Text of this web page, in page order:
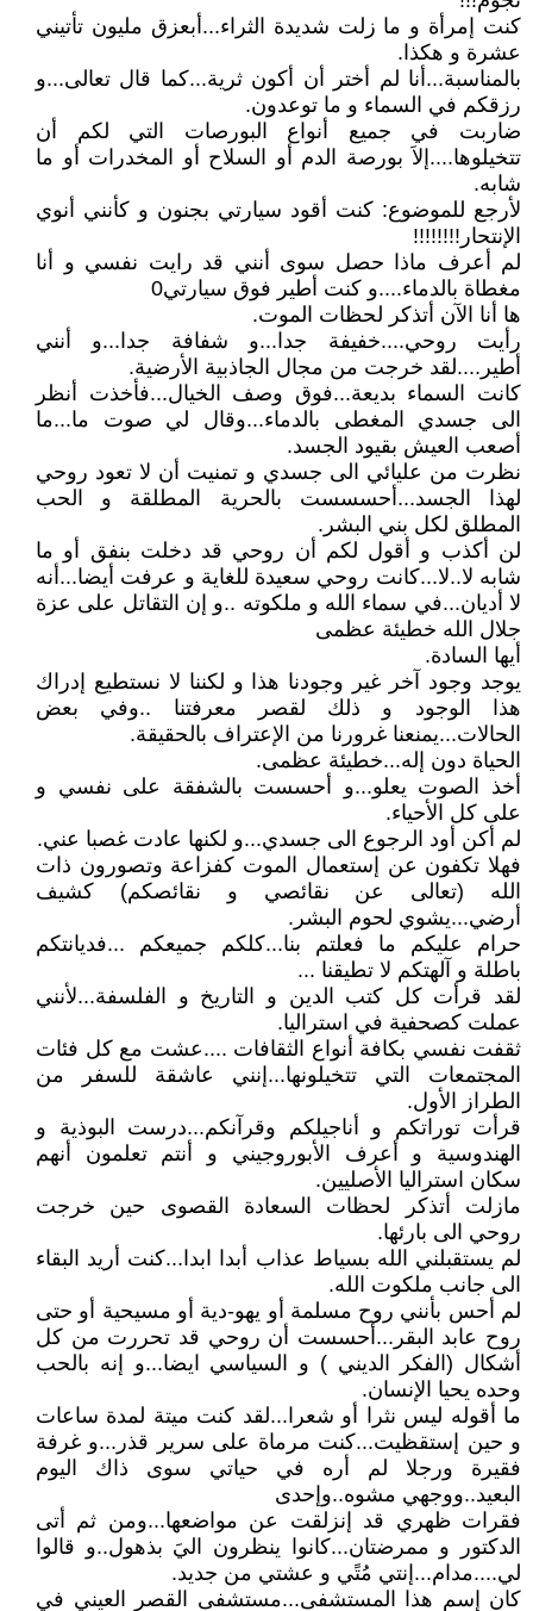
كنت إمرأة و ما زلت شديدة الثراء...أبعزق مليون تأتيني
عشرة و هكذا.
بالمناسبة...أنا لم أختر أن أكون ثرية...كما قال تعالى...و
رزقكم في السماء و ما توعدون.
ضاربت في جميع أنواع البورصات التي لكم أن
تتخيلوها....إلاَ بورصة الدم أو السلاح أو المخدرات أو ما
شابه.
لأرجع للموضوع: كنت أقود سيارتي بجنون و كأنني أنوي
الإنتحار!!!!!!!!
لم أعرف ماذا حصل سوى أنني قد رايت نفسي و أنا
مغطاة بالدماء....و كنت أطير فوق سيارتي0
ها أنا الآن أتذكر لحظات الموت.
رأيت روحي....خفيفة جدا...و شفافة جدا...و أنني
أطير....لقد خرجت من مجال الجاذبية الأرضية.
كانت السماء بديعة...فوق وصف الخيال...فأخذت أنظر
الى جسدي المغطى بالدماء...وقال لي صوت ما...ما
أصعب العيش بقيود الجسد.
نظرت من عليائي الى جسدي و تمنيت أن لا تعود روحي
لهذا الجسد...أحسسست بالحرية المطلقة و الحب
المطلق لكل بني البشر.
لن أكذب و أقول لكم أن روحي قد دخلت بنفق أو ما
شابه لا..لا...كانت روحي سعيدة للغاية و عرفت أيضا...أنه
لا أديان...في سماء الله و ملكوته ..و إن التقاتل على عزة
جلال الله خطيئة عظمى
أيها السادة.
يوجد وجود آخر غير وجودنا هذا و لكننا لا نستطيع إدراك
هذا الوجود و ذلك لقصر معرفتنا ..وفي بعض
الحالات...يمنعنا غرورنا من الإعتراف بالحقيقة.
الحياة دون إله...خطيئة عظمى.
أخذ الصوت يعلو...و أحسست بالشفقة على نفسي و
على كل الأحياء.
لم أكن أود الرجوع الى جسدي...و لكنها عادت غصبا عني.
فهلا تكفون عن إستعمال الموت كفزاعة وتصورون ذات
الله (تعالى عن نقائصي و نقائصكم) كشيف
أرضي...يشوي لحوم البشر.
حرام عليكم ما فعلتم بنا...كلكم جميعكم ...فديانتكم
باطلة و آلهتكم لا تطيقنا ...
لقد قرأت كل كتب الدين و التاريخ و الفلسفة...لأنني
عملت كصحفية في استراليا.
ثقفت نفسي بكافة أنواع الثقافات ....عشت مع كل فئات
المجتمعات التي تتخيلونها...إنني عاشقة للسفر من
الطراز الأول.
قرأت توراتكم و أناجيلكم وقرآنكم...درست البوذية و
الهندوسية و أعرف الأبوروجيني و أنتم تعلمون أنهم
سكان استراليا الأصليين.
مازلت أتذكر لحظات السعادة القصوى حين خرجت
روحي الى بارئها.
لم يستقبلني الله بسياط عذاب أبدا ابدا...كنت أريد البقاء
الى جانب ملكوت الله.
لم أحس بأنني روح مسلمة أو يهو-دية أو مسيحية أو حتى
روح عابد البقر...أحسست أن روحي قد تحررت من كل
أشكال (الفكر الديني ) و السياسي ايضا...و إنه بالحب
وحده يحيا الإنسان.
ما أقوله ليس نثرا أو شعرا...لقد كنت ميتة لمدة ساعات
و حين إستقظيت...كنت مرماة على سرير قذر...و غرفة
فقيرة ورجلا لم أره في حياتي سوى ذاك اليوم
البعيد..ووجهي مشوه..وإحدى
فقرات ظهري قد إنزلقت عن مواضعها...ومن ثم أتى
الدكتور و ممرضتان...كانوا ينظرون اليَ بذهول..و قالوا
لي....مدام...إنتي مُتًي و عشتي من جديد.
كان إسم هذا المستشفى...مستشفى القصر العيني في